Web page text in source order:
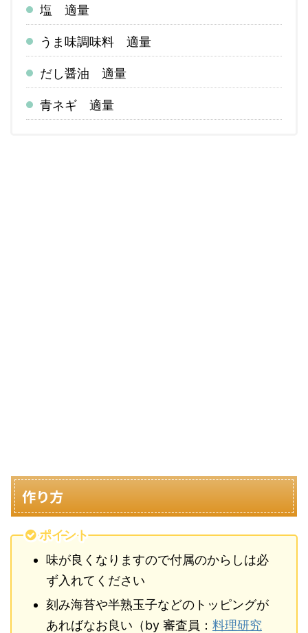
塩 適量
うま味調味料 適量
だし醤油 適量
青ネギ 適量
作り方
ポイント
味が良くなりますので付属のからしは必
ず入れてください
刻み海苔や半熟玉子などのトッピングが
あればなお良い（by 審査員： 料理研究